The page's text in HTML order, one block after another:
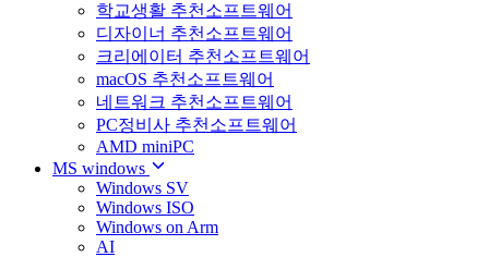
학교생활 추천소프트웨어
디자이너 추천소프트웨어
크리에이터 추천소프트웨어
macOS 추천소프트웨어
네트워크 추천소프트웨어
PC정비사 추천소프트웨어
AMD miniPC
MS windows
Windows SV
Windows ISO
Windows on Arm
AI